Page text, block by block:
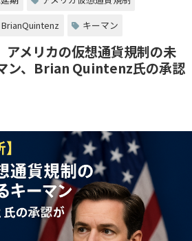
BrianQuintenz キーマン
アメリカの仮想通貨規制の未
ン、Brian Quintenz氏の承認